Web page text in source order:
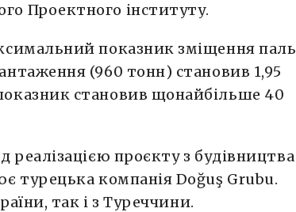
Проектного інституту.
показник зміщення паль
(960 тонн) становив 1,95
становив щонайбільше 40
реалізацією проєкту з будівництва
турецька компанія Doğuş Grubu.
так і з Туреччини.